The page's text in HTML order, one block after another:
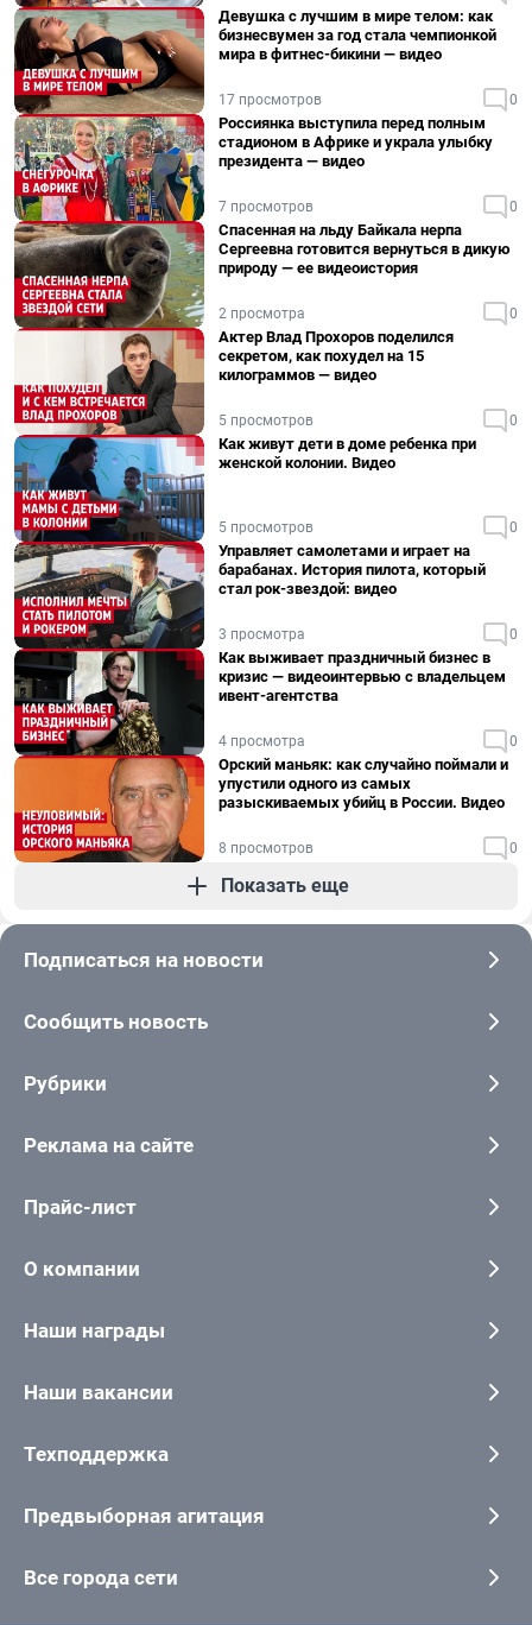
Девушка с лучшим в мире телом: как
бизнесвумен за год стала чемпионкой
мира в фитнес-бикини — видео
17 просмотров 0
Россиянка выступила перед полным
стадионом в Африке и украла улыбку
президента — видео
7 просмотров 0
Спасенная на льду Байкала нерпа
Сергеевна готовится вернуться в дикую
природу — ее видеоистория
2 просмотра 0
Актер Влад Прохоров поделился
секретом, как похудел на 15
килограммов — видео
5 просмотров 0
Как живут дети в доме ребенка при
женской колонии. Видео
5 просмотров 0
Управляет самолетами и играет на
барабанах. История пилота, который
стал рок-звездой: видео
3 просмотра 0
Как выживает праздничный бизнес в
кризис — видеоинтервью с владельцем
ивент-агентства
4 просмотра 0
Орский маньяк: как случайно поймали и
упустили одного из самых
разыскиваемых убийц в России. Видео
8 просмотров 0
Показать еще
Подписаться на новости
Сообщить новость
Рубрики
Реклама на сайте
Прайс-лист
О компании
Наши награды
Наши вакансии
Техподдержка
Предвыборная агитация
Все города сети